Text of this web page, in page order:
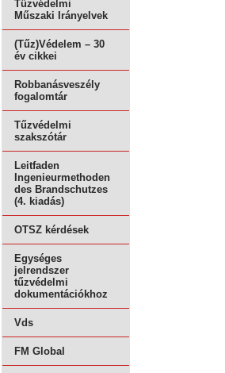
Tűzvédelmi
Műszaki Irányelvek
(Tűz)Védelem – 30
év cikkei
Robbanásveszély
fogalomtár
Tűzvédelmi
szakszótár
Leitfaden
Ingenieurmethoden
des Brandschutzes
(4. kiadás)
OTSZ kérdések
Egységes
jelrendszer
tűzvédelmi
dokumentációkhoz
Vds
FM Global